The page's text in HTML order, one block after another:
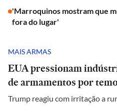
'Marroquinos mostram que
fora do lugar'
MAIS ARMAS
EUA pressionam
de armamentos por
Trump reagiu com irritação a